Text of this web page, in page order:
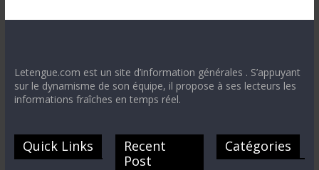
Letengue.com est un site d’information générales . S’appuyant
sur le dynamisme de son équipe, il propose à ses lecteurs les
informations fraîches en temps réel.
Quick Links
Recent
Post
Catégories